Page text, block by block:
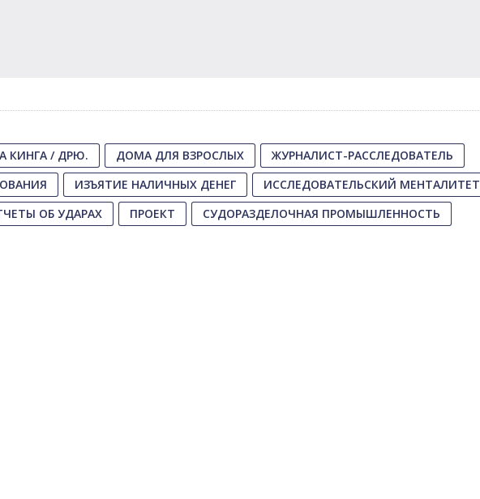
КИНГА / ДРЮ. ДОМА ДЛЯ ВЗРОСЛЫХ
ЖУРНАЛИСТ-РАССЛЕДОВАТЕЛЬ
ИЗЪЯТИЕ НАЛИЧНЫХ ДЕНЕГ
ИССЛЕДОВАТЕЛЬСКИЙ МЕНТАЛИТЕТ
ОБ УДАРАХ ПРОЕКТ СУДОРАЗДЕЛОЧНАЯ ПРОМЫШЛЕННОСТЬ